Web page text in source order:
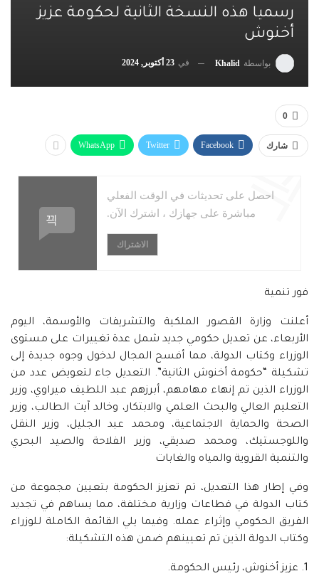
رسميا هذه النسخة الثانية لحكومة عزيز
أخنوش
بواسطة Khalid في 23 أكتوبر, 2024
0
شارك Facebook
Twitter
WhatsApp
احصل على تحديثات في الوقت الفعلي
مباشرة على جهازك ، اشترك الآن.
الاشتراك
فور تنمية
أعلنت وزارة القصور الملكية والتشريفات والأوسمة، اليوم
الأربعاء، عن تعديل حكومي جديد شمل عدة تغييرات على مستوى
الوزراء وكتاب الدولة، مما أفسح المجال لدخول وجوه جديدة إلى
تشكيلة “حكومة أخنوش الثانية”. التعديل جاء لتعويض عدد من
الوزراء الذين تم إنهاء مهامهم، أبرزهم عبد اللطيف ميراوي، وزير
التعليم العالي والبحث العلمي والابتكار، وخالد آيت الطالب، وزير
الصحة والحماية الاجتماعية، ومحمد عبد الجليل، وزير النقل
واللوجستيك، ومحمد صديقي، وزير الفلاحة والصيد البحري
والتنمية القروية والمياه والغابات
وفي إطار هذا التعديل، تم تعزيز الحكومة بتعيين مجموعة من
كتاب الدولة في قطاعات وزارية مختلفة، مما يساهم في تجديد
الفريق الحكومي وإثراء عمله. وفيما يلي القائمة الكاملة للوزراء
وكتاب الدولة الذين تم تعيينهم ضمن هذه التشكيلة:
1. عزيز أخنوش، رئيس الحكومة.